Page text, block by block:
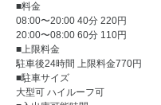
■料金
08:00〜20:00 40分 220円
20:00〜08:00 60分 110円
■上限料金
駐車後24時間 上限料金770円
■駐車サイズ
大型可 ハイルーフ可